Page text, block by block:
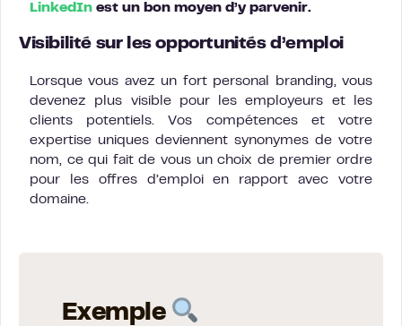
LinkedIn est un bon moyen d’y parvenir.
Visibilité sur les opportunités d’emploi
Lorsque vous avez un fort personal branding, vous
devenez plus visible pour les employeurs et les
clients potentiels. Vos compétences et votre
expertise uniques deviennent synonymes de votre
nom, ce qui fait de vous un choix de premier ordre
pour les offres d’emploi en rapport avec votre
domaine.
Exemple